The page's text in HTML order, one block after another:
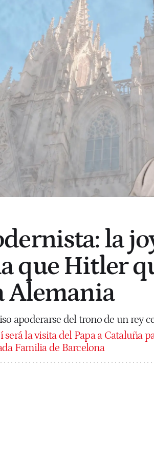
la
que Hitler
Alemania
apoderarse del trono de un rey
será la visita del Papa a Cataluña
Familia de Barcelona